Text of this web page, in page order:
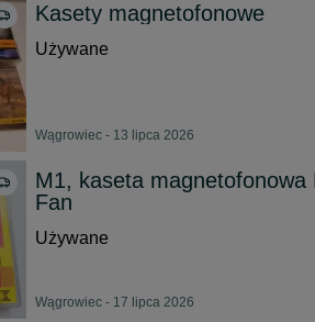
Kasety magnetofonowe
Używane
Wągrowiec - 13 lipca 2026
M1, kaseta
Fan
Używane
Wągrowiec - 17 lipca 2026